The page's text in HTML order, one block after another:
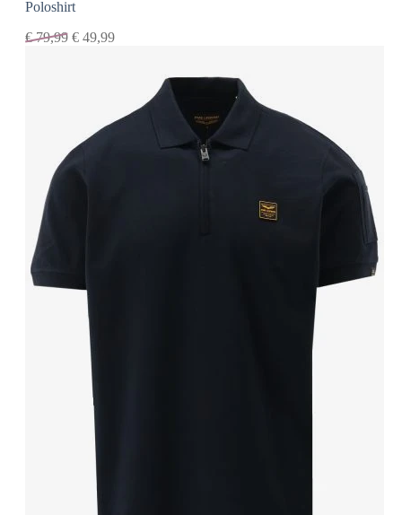
Poloshirt
€79,99 € 49,99